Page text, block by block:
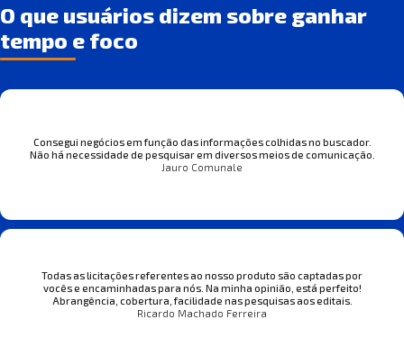
O que usuários dizem sobre ganhar
tempo e foco
Consegui negócios em função das informações colhidas no buscador.
Não há necessidade de pesquisar em diversos meios de comunicação.
Jauro Comunale
Todas as licitações referentes ao nosso produto são captadas por
vocês e encaminhadas para nós. Na minha opinião, está perfeito!
Abrangência, cobertura, facilidade nas pesquisas aos editais.
Ricardo Machado Ferreira